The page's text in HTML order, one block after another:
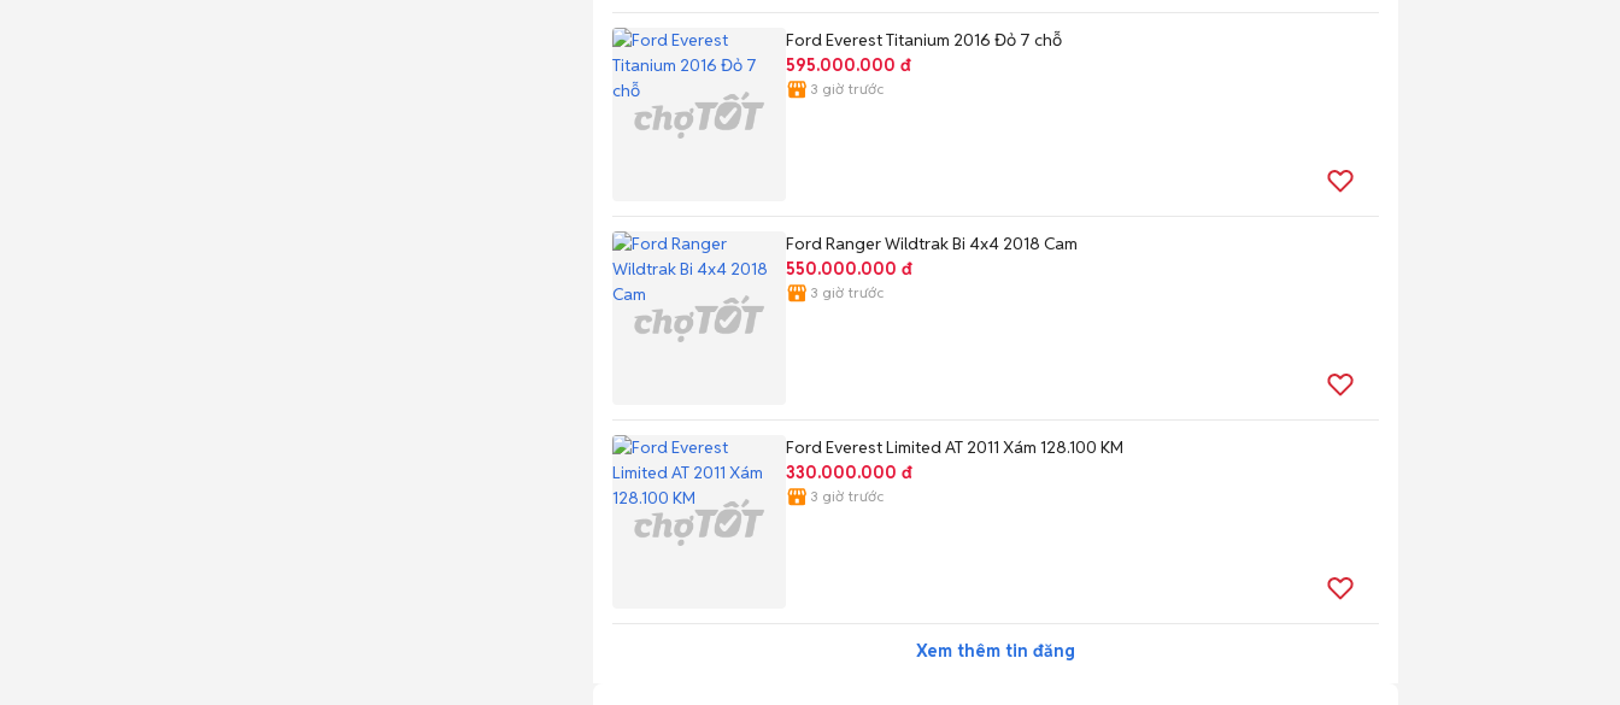
Ford Everest Titanium 2016 Đỏ 7 chỗ
595.000.000 đ
3 giờ trước
Ford Ranger Wildtrak Bi 4x4 2018 Cam
550.000.000 đ
3 giờ trước
Ford Everest Limited AT 2011 Xám 128.100 KM
330.000.000 đ
3 giờ trước
Xem thêm tin đăng